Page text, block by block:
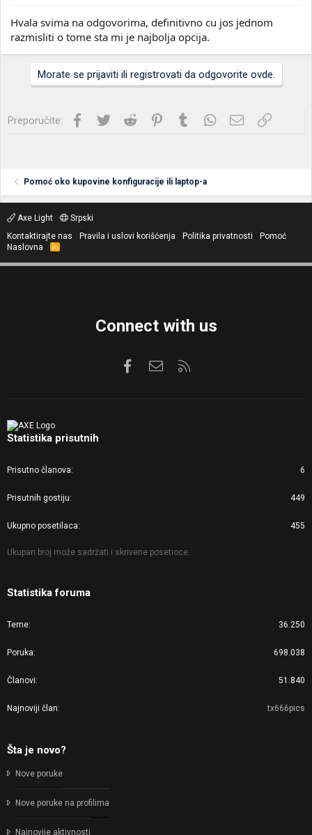
Hvala svima na odgovorima, definitivno cu jos jednom
razmisliti o tome sta mi je najbolja opcija.
Morate se prijaviti ili registrovati da odgovorite ovde.
Preporučite: Facebook
Twitter Reddit PinterestTumblrWhatsApp
Imejl Link
Pomoć oko kupovine konfiguracije ili laptop-a
Axe Light
Srpski
Kontaktirajte nas
Pravila i uslovi korišćenja Politika privatnosti
Pomoć
Naslovna
R
S
Connect with us
FacebookKontaktirajte nas
Statistika prisutnih
Prisutno članova 6
Prisutnih gostiju 449
Ukupno posetilaca 455
Ukupan broj može sadržati i skrivene posetioce.
Statistika foruma
Teme 36.250
Poruka 698.038
Članovi 51.840
Najnoviji član tx666pics
Šta je novo?
Nove poruke
Nove poruke na profilima
Najnovije aktivnosti